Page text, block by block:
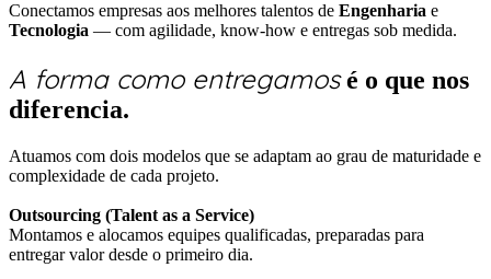
Conectamos empresas aos melhores talentos de Engenharia e
Tecnologia — com agilidade, know-how e entregas sob medida.
A forma como entregamosé o que nos
diferencia.
Atuamos com dois modelos que se adaptam ao grau de maturidade e
complexidade de cada projeto.
Outsourcing (Talent as a Service)
Montamos e alocamos equipes qualificadas, preparadas para
entregar valor desde o primeiro dia.